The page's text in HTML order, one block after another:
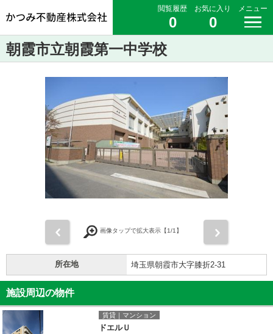
閲覧履歴
0
お気に入り
0
メニュー
朝霞市立朝霞第一中学校
画像タップで拡大表示【1/1】
所在地 埼玉県朝霞市大字膝折2-31
施設周辺の物件
賃貸｜マンション
ドエルＵ